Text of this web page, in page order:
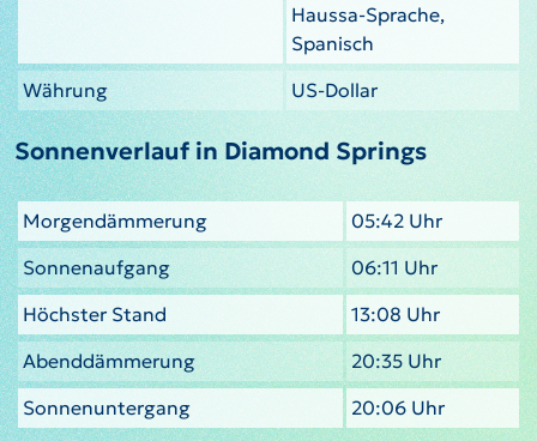
Haussa-Sprache,
Spanisch
Währung
US-Dollar
Sonnenverlauf in Diamond Springs
Morgendämmerung
05:42 Uhr
Sonnenaufgang
06:11 Uhr
Höchster Stand
13:08 Uhr
Abenddämmerung
20:35 Uhr
Sonnenuntergang
20:06 Uhr